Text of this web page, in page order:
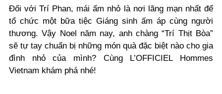
Đối với Trí Phan, mái ấm nhỏ là nơi lãng mạn nhất để
tổ chức một bữa tiệc Giáng sinh ấm áp cùng người
thương. Vậy Noel năm nay, anh chàng “Trí Thịt Bòa”
sẽ tự tay chuẩn bị những món quà đặc biệt nào cho gia
đình nhỏ của mình? Cùng L’OFFICIEL Hommes
Vietnam khám phá nhé!